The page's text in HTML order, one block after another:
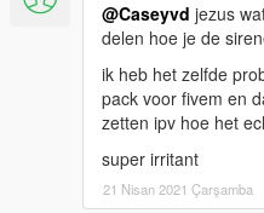
@Caseyvd jezus
delen hoe je de
ik heb het zelfde
pack voor fivem en
zetten ipv hoe het
super irritant
21 Nisan 2021 Çarşamba